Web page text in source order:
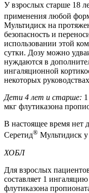
У взрослых старше 18
применения любой
Мультидиск на
безопасность и
использовании этой
сутки. Дозу можно
нуждаются в
ингаляционной
некоторых
Дети 4 лет и старше:
мкг флутиказона
В настоящее время нет
Серетид® Мультидиск у
ХОБЛ
Для взрослых
составляет 1
флутиказона